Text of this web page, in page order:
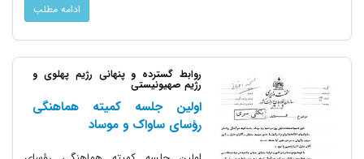
ادامه مطلب
روابط گسترده و پنهانی رژیم پهلوی و
رژیم صهیونیستی
اولین جلسه کمیته هماهنگی
رؤسای ساواک و موساد